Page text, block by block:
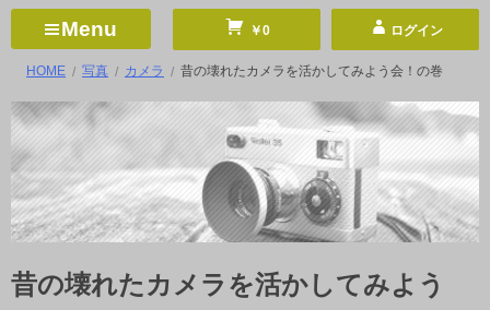
ッ
Menu ￥0 ログイン
HOME 写真 カメラ 昔の壊れたカメラを活かしてみよう会！の巻
昔の壊れたカメラを活かしてみよう